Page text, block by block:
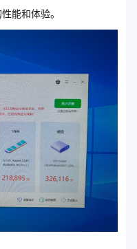
能和体验。